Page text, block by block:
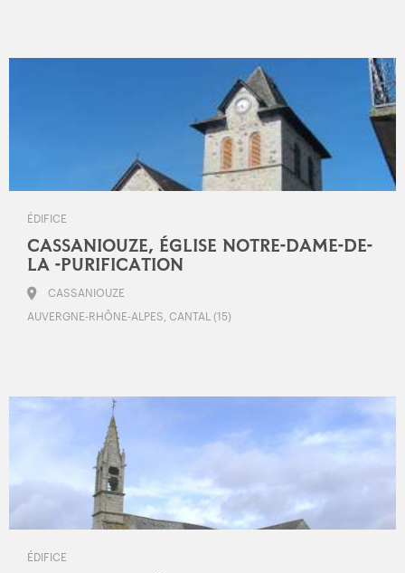
ÉDIFICE
CASSANIOUZE, ÉGLISE NOTRE-DAME-DE-
LA -PURIFICATION
CASSANIOUZE
AUVERGNE-RHÔNE-ALPES, CANTAL (15)
ÉDIFICE